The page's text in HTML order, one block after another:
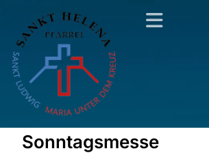
Sonntagsmesse